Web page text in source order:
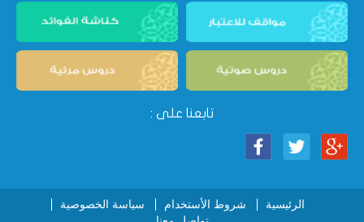
تابعنا على :
الرئيسية شروط الأستخدام
سياسة الخصوصية